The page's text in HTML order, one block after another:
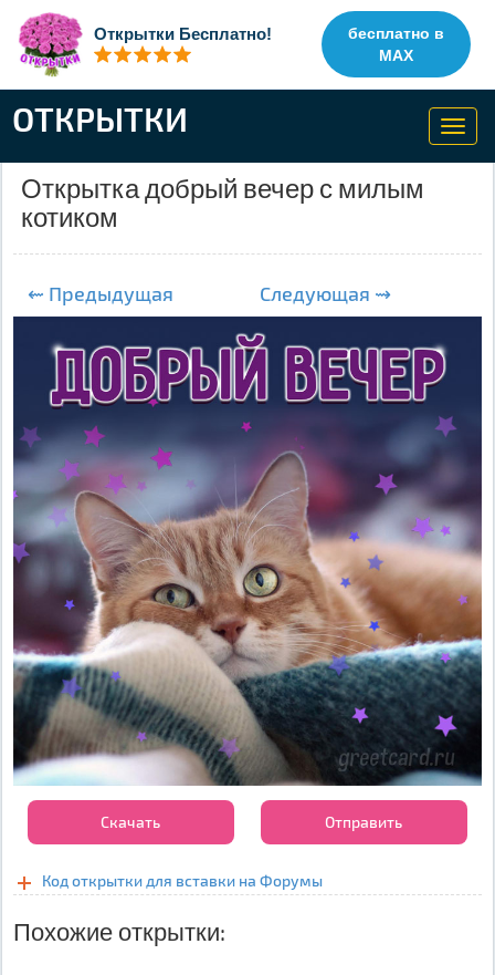
Открытки Бесплатно!
бесплатно в
MAX
ОТКРЫТКИ
Открытка добрый вечер с милым
котиком
⇜ Предыдущая Следующая ⇝
Скачать Отправить
Код открытки для вставки на Форумы
Похожие открытки: